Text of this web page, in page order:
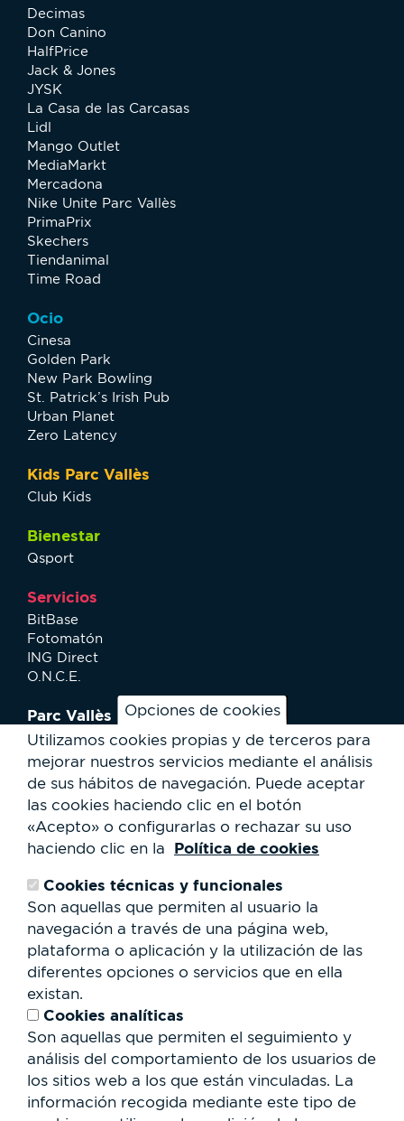
Opciones de cookies
Utilizamos cookies propias y de terceros para
mejorar nuestros servicios mediante el análisis
de sus hábitos de navegación. Puede aceptar
las cookies haciendo clic en el botón
«Acepto» o configurarlas o rechazar su uso
haciendo clic en la
Política de cookies
Cookies técnicas y funcionales
Son aquellas que permiten al usuario la
navegación a través de una página web,
plataforma o aplicación y la utilización de las
diferentes opciones o servicios que en ella
existan.
Cookies analíticas
Son aquellas que permiten el seguimiento y
análisis del comportamiento de los usuarios de
los sitios web a los que están vinculadas. La
información recogida mediante este tipo de
Decimas
Don Canino
HalfPrice
Jack & Jones
JYSK
La Casa de las Carcasas
Lidl
Mango Outlet
MediaMarkt
Mercadona
Nike Unite Parc Vallès
PrimaPrix
Skechers
Tiendanimal
Time Road
Ocio
Cinesa
Golden Park
New Park Bowling
St. Patrick’s Irish Pub
Urban Planet
Zero Latency
Kids Parc Vallès
Club Kids
Bienestar
Qsport
Servicios
BitBase
Fotomatón
ING Direct
O.N.C.E.
Parc Vallès
¿Cómo llegar?
Mapa
Actividades
Servicios al usuario
Club Staff
¿Quiénes somos?
Trabaja con nosotros
Cesión de espacios
RSC
Formulario
de
búsqueda
Buscar